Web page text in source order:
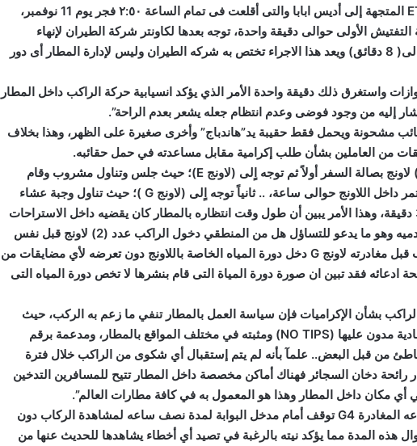
رحلة الخطوط الإثيوبية رقم ET453 المتجهة إلى أديس ابابا والتى أقلعت فى تمام الساعة ٢:٥٠ فجر يوم 11 نوفمبر،
الأولى حوالى دقيقة واحدة، توجه بعدها لكاونتر شركة الطيران لإنهاء
إجراءات سفره واستغرق ذلك حوالى( 8 دقائق) ويعد هذا الاجراء تختص به شركه الطيران وليس لإدارة المطار أى دور
واستغرق ذلك دقيقة واحدة الأمر الذي يؤكد انسيابية حركة الراكب داخل المطار
إليه من وجود فوضى وعدم انتظام جعله يشعر بعدم الراحة”.
مشحونة ويحمل فقط حقيبة يد”هاندباج” وأخرى صغيرة على الظهر، وهذا بخلاف
من العاملين بشأن طلب إكرامية مقابل مساعدته في حمل حقائبه.
ولفتت أن ” الراكب دخل عدد ( 2 ) لاونج بصالة السفر أولاً ثم توجه اٍلى (لاونج E)؛ حيث جلس وتناول مشروب وقام
بتشغيل اللاب توب الخاص به واستمر داخل اللاونج حوالى ساعة، .. ثانياً توجه اٍلى (لاونج G )؛ حيث تناول وجبة عشاء
واستمر داخل هذا اللاونج لمدة 30 دقيقة، وهذا الأمر يبين أن طول وقت انتظاره بالمطار كان يقضيه داخل الاستراحات
التي تقدم خدمات متميزة لمستخدميه وهو ما يدعو للتساؤل هل من المنطقي دخول الراكب عدد (2) لاونج قبل نفس
الرحلة ؟.. مما يشار إلى أن الراكب قبل مغادرته لاونج G دخل دورة المياه الخاصة باللاونج دون تعرضه لأي مضايقات من
ادعائه فقد تبين ان صورة دورة المياة التى قام بنشرها لا تخص دورة المياه التى
بشأن الإكراميات فإن سياسة العمل بالمطار تنفي ما زعم به الركب، حيث
يوجد بمطار القاهرة مُلصقات إرشادية مدون عليها (NO TIPS) ومثبته في مختلف المواقع بالمطار، ومدعمة برقم
من قبل البعض.. علمآ بأنه لم يتم إستقبال أي شكوى من الراكب خلال فترة
رائحة دخان السجائر فهناك أماكن مخصصة داخل المطار تتيح للمسافرين التدخين
أي مكان داخل المطار وهذا هو المعمول به في كافة مطارات العالم”.
وتابعت أنه ” عند وصول الراكب قاعه المغادرة G4 توقف أمام مدخل البوابة لمدة نصف ساعه لمشاهدة الركاب دون
المدة مما يؤكد نيته بالرغبة في تصيد أي أخطاء يشاهدها للحديث عنها من